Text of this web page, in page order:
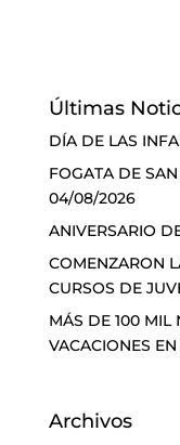
Últimas
DÍA DE LAS
FOGATA DE
04/08/2026
ANIVERSARIO
COMENZARON
CURSOS DE
MÁS DE 100 MIL
VACACIONES
Archivos